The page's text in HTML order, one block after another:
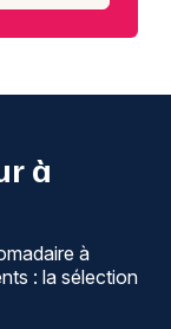
à
à
: la sélection